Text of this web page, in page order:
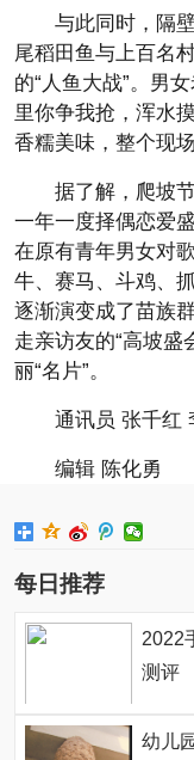
与此同时，隔
尾稻田鱼与上百名
的“人鱼大战”。男
里你争我抢，浑水
香糯美味，整个现
据了解，爬坡
一年一度择偶恋爱
在原有青年男女对
牛、赛马、斗鸡、
逐渐演变成了苗族
走亲访友的“高坡盛
丽“名片”。
通讯员 张千红
编辑 陈化勇
每日推荐
2022
测评
幼儿